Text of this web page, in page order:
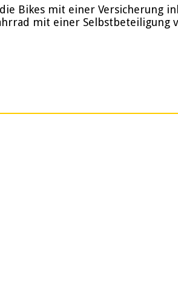
Bikes mit einer Versicherung
mit einer Selbstbeteiligung